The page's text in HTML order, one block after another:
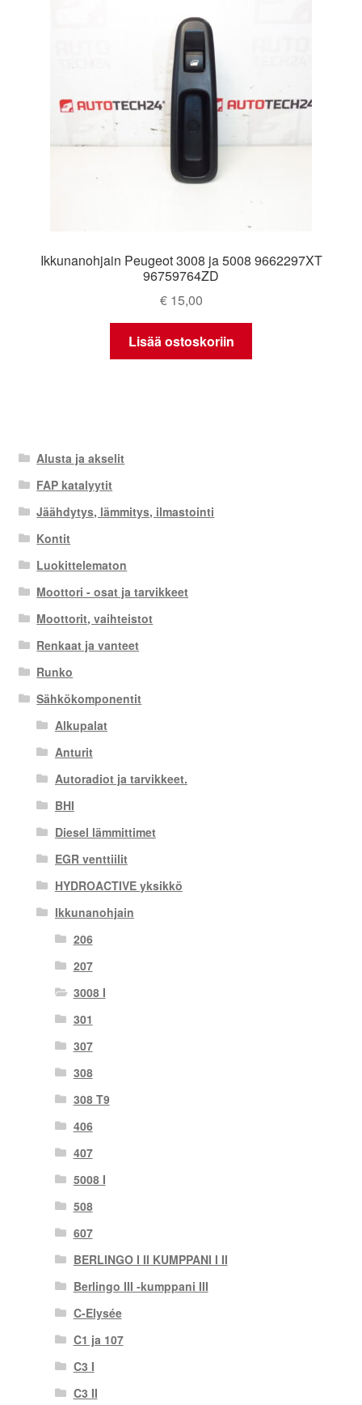
Ikkunanohjain Peugeot 3008 ja 5008 9662297XT
96759764ZD
€15,00
Lisää ostoskoriin
Alusta ja akselit
FAP katalyytit
Jäähdytys, lämmitys, ilmastointi
Kontit
Luokittelematon
Moottori - osat ja tarvikkeet
Moottorit, vaihteistot
Renkaat ja vanteet
Runko
Sähkökomponentit
Alkupalat
Anturit
Autoradiot ja tarvikkeet.
BHI
Diesel lämmittimet
EGR venttiilit
HYDROACTIVE yksikkö
Ikkunanohjain
206
207
3008 I
301
307
308
308 T9
406
407
5008 I
508
607
BERLINGO I II KUMPPANI I II
Berlingo III -kumppani III
C-Elysée
C1 ja 107
C3 I
C3 II